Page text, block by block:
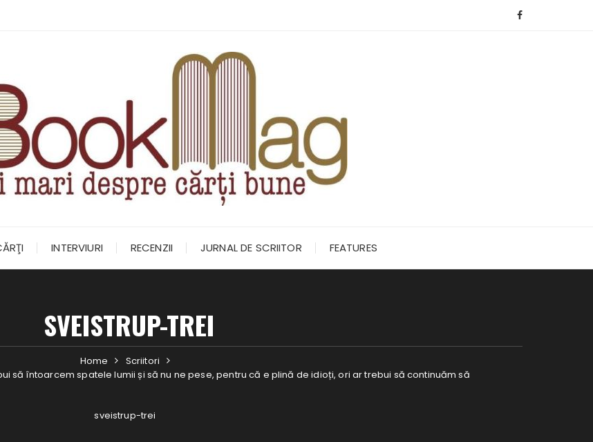
INTERVIURI RECENZII JURNAL DE SCRIITOR FEATURES
SVEISTRUP-TREI
Home
Scriitori
să întoarcem spatele lumii și să nu ne pese, pentru că e plină de idioți, ori ar trebui să continuăm să
sveistrup-trei